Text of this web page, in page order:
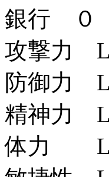
銀行 ０
攻撃力
防御力
精神力
体力